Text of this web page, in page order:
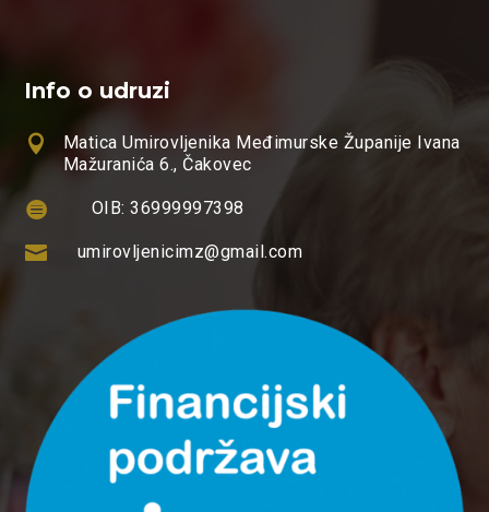
Info o udruzi

Matica Umirovljenika Međimurske Županije Ivana
Mažuranića 6., Čakovec
 OIB: 36999997398
 umirovljenicimz@gmail.com